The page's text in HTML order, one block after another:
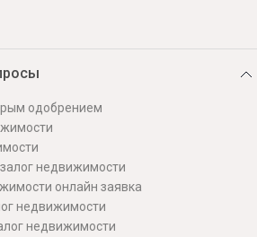
одобрением
недвижимости
онлайн заявка
недвижимости
недвижимости